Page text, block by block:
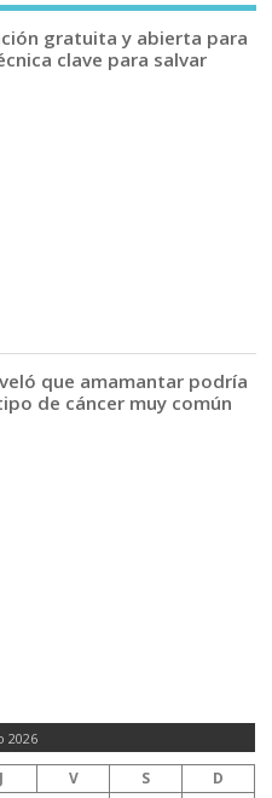
gratuita y abierta para
clave para salvar
que amamantar podría
de cáncer muy común
2026
J V S
D